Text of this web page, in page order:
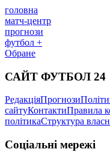
головна
матч-центр
прогнози
футбол +
Обране
САЙТ ФУТБОЛ 24
РедакціяПрогнози
сайтуКонтактиПравила
політикаСтруктура
Соціальні мережі